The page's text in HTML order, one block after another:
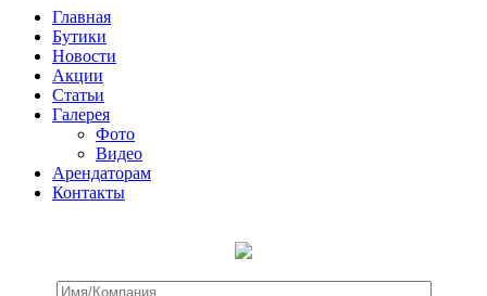
Главная
Бутики
Новости
Акции
Статьи
Галерея
Фото
Видео
Арендаторам
Контакты